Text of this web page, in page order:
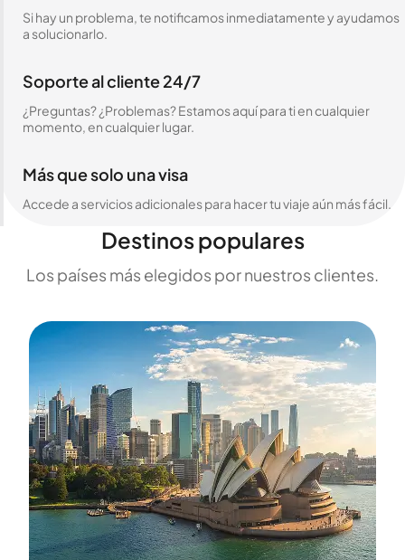
Si hay un problema, te notificamos inmediatamente y ayudamos
a solucionarlo.
Soporte al cliente 24/7
¿Preguntas? ¿Problemas? Estamos aquí para ti en cualquier
momento, en cualquier lugar.
Más que solo una visa
Accede a servicios adicionales para hacer tu viaje aún más fácil.
Destinos populares
Los países más elegidos por nuestros clientes.